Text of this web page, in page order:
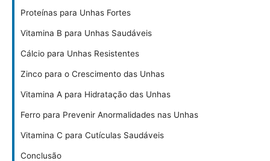
Proteínas para Unhas Fortes
Vitamina B para Unhas Saudáveis
Cálcio para Unhas Resistentes
Zinco para o Crescimento das Unhas
Vitamina A para Hidratação das Unhas
Ferro para Prevenir Anormalidades nas Unhas
Vitamina C para Cutículas Saudáveis
Conclusão